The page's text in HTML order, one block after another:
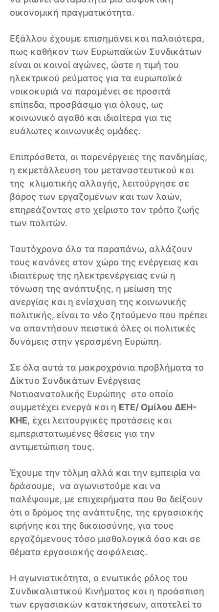
οικονομική πραγματικότητα.
Εξάλλου έχουμε επισημάνει και παλαιότερα,
πως καθήκον των Ευρωπαϊκών Συνδικάτων
είναι οι κοινοί αγώνες, ώστε η τιμή του
ηλεκτρικού ρεύματος για τα ευρωπαϊκά
νοικοκυριά να παραμένει σε προσιτά
επίπεδα, προσβάσιμο για όλους, ως
κοινωνικό αγαθό και ιδιαίτερα για τις
ευάλωτες κοινωνικές ομάδες.
Επιπρόσθετα, οι παρενέργειες της πανδημίας,
η εκμετάλλευση του μεταναστευτικού και
της κλιματικής αλλαγής, λειτούργησε σε
βάρος των εργαζομένων και των λαών,
επηρεάζοντας στο χείριστο τον τρόπο ζωής
των πολιτών.
Ταυτόχρονα όλα τα παραπάνω, αλλάζουν
τους κανόνες στον χώρο της ενέργειας και
ιδιαιτέρως της ηλεκτρενέργειας ενώ η
τόνωση της ανάπτυξης, η μείωση της
ανεργίας και η ενίσχυση της κοινωνικής
πολιτικής, είναι το νέο ζητούμενο που πρέπει
να απαντήσουν πειστικά όλες οι πολιτικές
δυνάμεις στην γερασμένη Ευρώπη.
Σε όλα αυτά τα μακροχρόνια προβλήματα το
Δίκτυο Συνδικάτων Ενέργειας
Νοτιοανατολικής Ευρώπης στο οποίο
συμμετέχει ενεργά και η ΕΤΕ/ Ομίλου ΔΕΗ-
ΚΗΕ, έχει λειτουργικές προτάσεις και
εμπεριστατωμένες θέσεις για την
αντιμετώπιση τους.
Έχουμε την τόλμη αλλά και την εμπειρία να
δράσουμε, να αγωνιστούμε και να
παλέψουμε, με επιχειρήματα που θα δείξουν
ότι ο δρόμος της ανάπτυξης, της εργασιακής
ειρήνης και της δικαιοσύνης, για τους
εργαζόμενους τόσο μισθολογικά όσο και σε
θέματα εργασιακής ασφάλειας.
Η αγωνιστικότητα, ο ενωτικός ρόλος του
Συνδικαλιστικού Κινήματος και η προάσπιση
των εργασιακών κατακτήσεων, αποτελεί το